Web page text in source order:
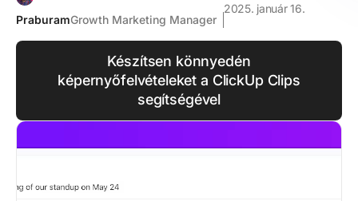
PraburamGrowth Marketing Manager
2025. január 16.
Készítsen könnyedén
képernyőfelvételeket a ClickUp Clips
segítségével